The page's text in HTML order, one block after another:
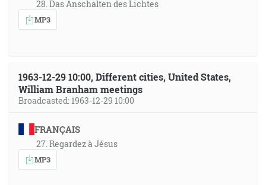
28. Das Anschalten des Lichtes
MP3
1963-12-29 10:00, Different cities, United States,
William Branham meetings
Broadcasted: 1963-12-29 10:00
FRANÇAIS
27. Regardez à Jésus
MP3